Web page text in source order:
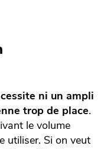
ni un ampli
trop de place.
le volume
utiliser. Si on veut